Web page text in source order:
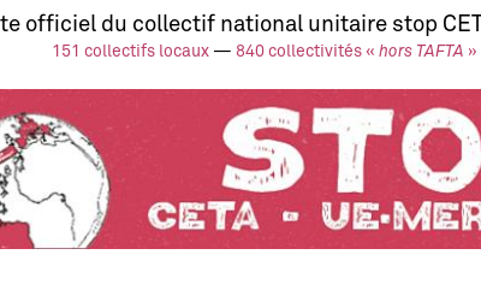
officiel du collectif national unitaire stop
151 collectifs locaux— 840 collectivités « hors TAFTA »